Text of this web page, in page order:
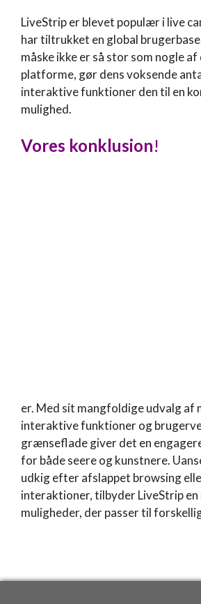
LiveStrip er blevet populær i live
har tiltrukket en global
måske ikke er så stor som nogle
platforme, gør dens voksende
interaktive funktioner den til en
mulighed.
Vores konklusion!
er. Med sit mangfoldige udvalg af
interaktive funktioner og
grænseflade giver det en
for både seere og kunstnere.
udkig efter afslappet browsing
interaktioner, tilbyder LiveStrip
muligheder, der passer til